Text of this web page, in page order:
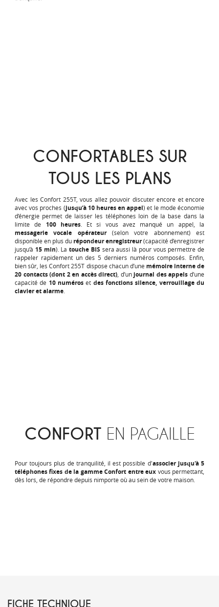
CONFORTABLES SUR
TOUS LES PLANS
Avec les Confort 255T, vous allez pouvoir discuter encore et encore
avec vos proches (jusqu’à 10 heures en appel) et le mode économie
d’énergie permet de laisser les téléphones loin de la base dans la
limite de 100 heures. Et si vous avez manqué un appel, la
messagerie vocale opérateur(selon votre abonnement) est
disponible en plus du répondeur enregistreur(capacité d’enregistrer
jusqu’à 15 min). La touche BIS sera aussi là pour vous permettre de
rappeler rapidement un des 5 derniers numéros composés. Enfin,
bien sûr, les Confort 255T dispose chacun d’une mémoire interne de
20 contacts (dont 2 en accès direct), d’un journal des appels d’une
capacité de 10 numéros et des fonctions silence, verrouillage du
clavier et alarme.
CONFORT EN PAGAILLE
Pour toujours plus de tranquilité, il est possible d'associer jusqu'à 5
téléphones fixes de la gamme Confort entre eux vous permettant,
dès lors, de répondre depuis nimporte où au sein de votre maison.
FICHE TECHNIQUE